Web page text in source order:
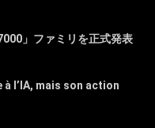
」ファミリを正式発表
l’IA, mais son action